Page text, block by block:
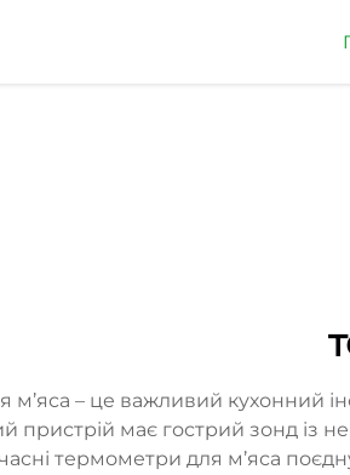
м’яса – це важливий кухонний
пристрій має гострий зонд із
термометри для м’яса